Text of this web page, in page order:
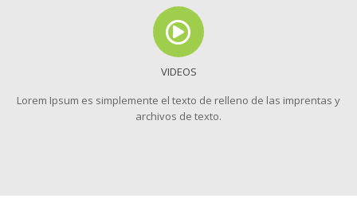
VIDEOS
Lorem Ipsum es simplemente el texto de relleno de las imprentas y
archivos de texto.